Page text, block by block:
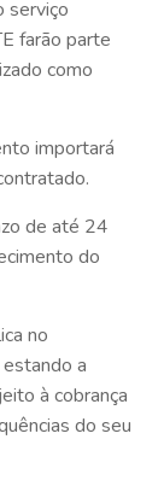
serviço
farão parte
como
importará
de até 24
do
no
a
à cobrança
do seu